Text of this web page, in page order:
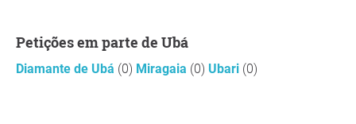
Petições em parte de Ubá
Diamante de Ubá (0) Miragaia (0) Ubari (0)